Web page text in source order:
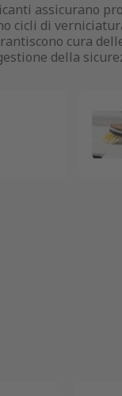
assicurano
cicli di
cura
della